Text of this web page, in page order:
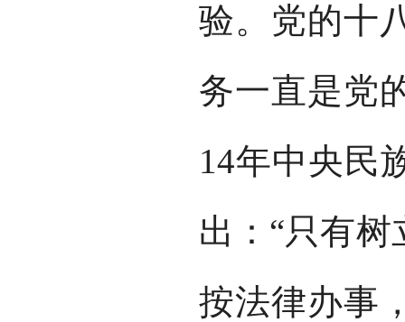
验。党的十
务一直是党
14年中央民
出：“只有
按法律办事